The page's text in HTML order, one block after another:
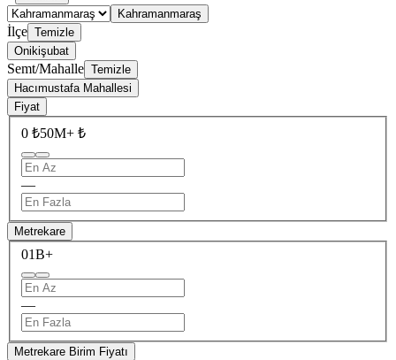
Kahramanmaraş
İlçe Temizle
Onikişubat
Semt/Mahalle Temizle
Hacımustafa Mahallesi
Fiyat
0 ₺50M+ ₺
—
Metrekare
01B+
—
Metrekare Birim Fiyatı